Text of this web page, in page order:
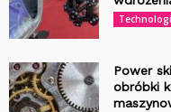
Power
obróbki